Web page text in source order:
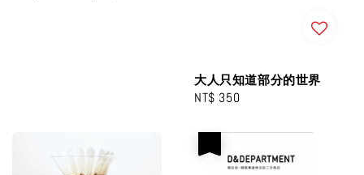
大人只知道部分的世界
Regular
NT$ 350